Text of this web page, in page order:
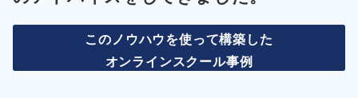
このノウハウを使って構築した
オンラインスクール事例